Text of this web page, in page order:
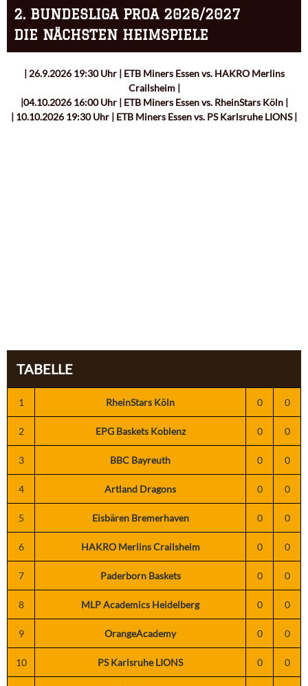
2. BUNDESLIGA PROA 2026/2027
DIE NÄCHSTEN HEIMSPIELE
| 26.9.2026 19:30 Uhr | ETB Miners Essen vs. HAKRO Merlins
Crailsheim |
|04.10.2026 16:00 Uhr | ETB Miners Essen vs. RheinStars Köln |
| 10.10.2026 19:30 Uhr | ETB Miners Essen vs. PS Karlsruhe LIONS |
TABELLE
1 RheinStars Köln 0 0
2 EPG Baskets Koblenz 0 0
3 BBC Bayreuth 0 0
4 Artland Dragons 0 0
5 Eisbären Bremerhaven 0 0
6 HAKRO Merlins Crailsheim 0 0
7 Paderborn Baskets 0 0
8 MLP Academics Heidelberg 0 0
9 OrangeAcademy 0 0
10 PS Karlsruhe LIONS 0 0